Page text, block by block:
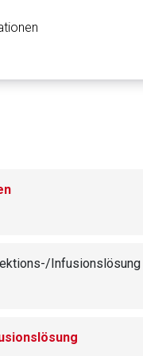
Infusionslösung